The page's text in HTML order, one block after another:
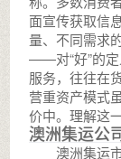
面宣传获取信
量、不同需求
——对“好”的定
服务，往往在
营重资产模式
价中。理解这
澳洲集运公
澳洲集运